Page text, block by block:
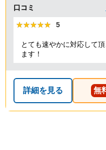
口コミ
★★★★★
★★★★★ 5
とても速やかに対応して
ます！
詳細を見る 無